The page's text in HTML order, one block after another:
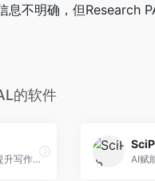
息不明确，但Research
的软件
AI助力学术写作，提升写作效率 AI赋